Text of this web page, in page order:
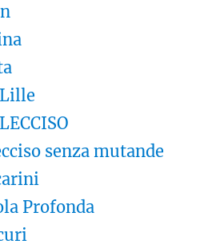
senza mutande
Profonda